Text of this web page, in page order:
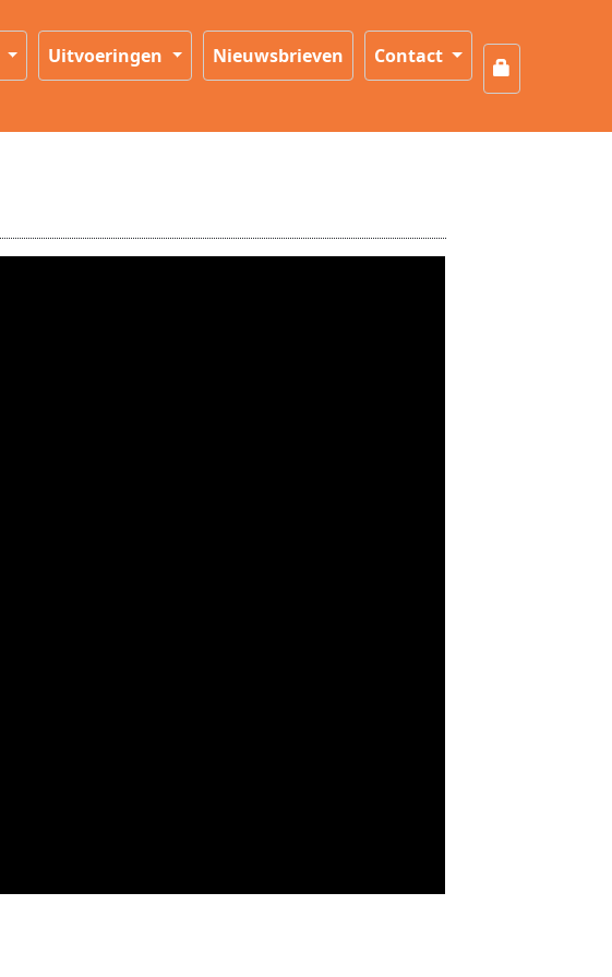
Uitvoeringen Nieuwsbrieven Contact